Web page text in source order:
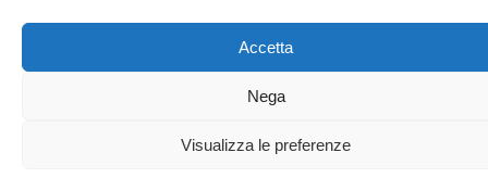
Accetta
Nega
Visualizza le preferenze